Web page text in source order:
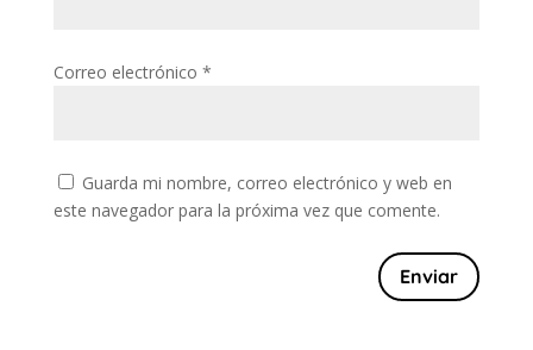
Correo electrónico *
Guarda mi nombre, correo electrónico y web en
este navegador para la próxima vez que comente.
Enviar